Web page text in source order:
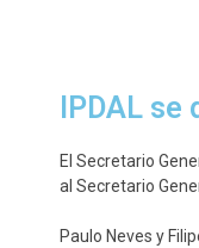
IPDAL
El Secretario
al Secretario
Paulo Neves y